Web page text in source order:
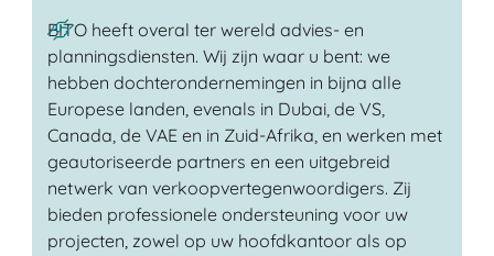
BITO heeft overal ter wereld advies- en
planningsdiensten. Wij zijn waar u bent: we
hebben dochterondernemingen in bijna alle
Europese landen, evenals in Dubai, de VS,
Canada, de VAE en in Zuid-Afrika, en werken met
geautoriseerde partners en een uitgebreid
netwerk van verkoopvertegenwoordigers. Zij
bieden professionele ondersteuning voor uw
projecten, zowel op uw hoofdkantoor als op